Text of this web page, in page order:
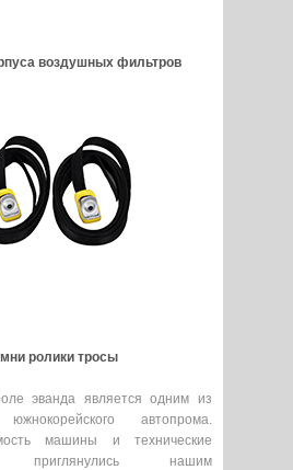
воздушных фильтров
ролики тросы
эванда является одним из
южнокорейского автопрома.
машины и технические
приглянулись нашим